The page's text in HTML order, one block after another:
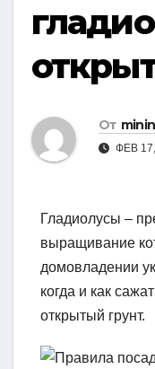
От
ФЕВ
Гладиолусы –
выращивание
домовладении
когда и как
открытый грунт.